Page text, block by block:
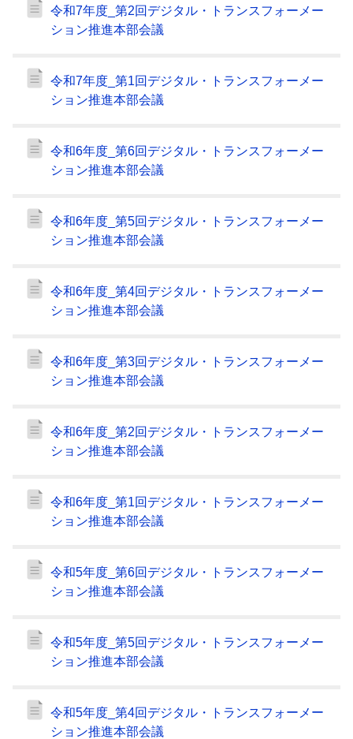
令和7年度_第2回デジタル・トランスフォーメー
ション推進本部会議
令和7年度_第1回デジタル・トランスフォーメー
ション推進本部会議
令和6年度_第6回デジタル・トランスフォーメー
ション推進本部会議
令和6年度_第5回デジタル・トランスフォーメー
ション推進本部会議
令和6年度_第4回デジタル・トランスフォーメー
ション推進本部会議
令和6年度_第3回デジタル・トランスフォーメー
ション推進本部会議
令和6年度_第2回デジタル・トランスフォーメー
ション推進本部会議
令和6年度_第1回デジタル・トランスフォーメー
ション推進本部会議
令和5年度_第6回デジタル・トランスフォーメー
ション推進本部会議
令和5年度_第5回デジタル・トランスフォーメー
ション推進本部会議
令和5年度_第4回デジタル・トランスフォーメー
ション推進本部会議